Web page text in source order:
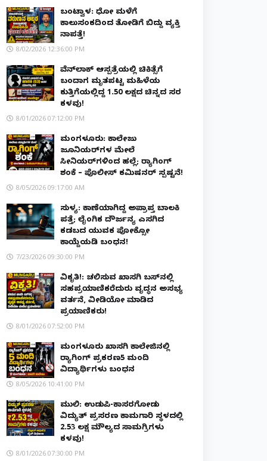
ಬಂಟ್ವಾಳ: ಧೋ ಮಳೆಗೆ
ಕಾಲುಸಂಕದಿಂದ ತೋಡಿಗೆ ಬಿದ್ದು ವ್ಯಕ್ತಿ
ನಾಪತ್ತೆ!
8/02/2026 12:36:00 PM
ವೆನ್‌ಲಾಕ್ ಆಸ್ಪತ್ರೆಯಲ್ಲಿ ಚಿಕಿತ್ಸೆಗೆ
ಬಂದಾಗ ಮೃತಪಟ್ಟ ಮಹಿಳೆಯ
ಕುತ್ತಿಗೆಯಲ್ಲಿದ್ದ ₹1.50 ಲಕ್ಷದ ಚಿನ್ನದ ಸರ
ಕಳವು!
8/01/2026 07:12:00 PM
ಮಂಗಳೂರು: ಕಾಲೇಜು
ಜೂನಿಯರ್‌ಗಳ ಮೇಲೆ
ಸೀನಿಯರ್‌ಗಳಿಂದ ಹಲ್ಲೆ; ರ‌್ಯಾಗಿಂಗ್
ಶಂಕೆ – ಪೊಲೀಸ್ ಕಮಿಷನರ್ ಸ್ಪಷ್ಟನೆ!
8/05/2026 09:17:00 AM
ಸುಳ್ಯ: ಕಾಣೆಯಾಗಿದ್ದ ಅಪ್ರಾಪ್ತ ಬಾಲಕಿ
ಪತ್ತೆ; ಲೈಂಗಿಕ ದೌರ್ಜನ್ಯ ಎಸಗಿದ
ಕಡಬದ ಯುವಕ ಪೋಕ್ಸೋ
ಕಾಯ್ದೆಯಡಿ ಬಂಧನ!
7/23/2026 09:30:00 PM
ವಿಕೃತಿ!: ಚಲಿಸುವ ಖಾಸಗಿ ಬಸ್‌ನಲ್ಲಿ
ಸಹಪ್ರಯಾಣಿಕರೆದುರು ವೃದ್ಧನ ಅಸಭ್ಯ
ವರ್ತನೆ, ವೀಡಿಯೋ ಮಾಡಿದ
ಪ್ರಯಾಣಿಕರು!
8/01/2026 07:52:00 PM
ಮಂಗಳೂರು ಖಾಸಗಿ ಕಾಲೇಜಿನಲ್ಲಿ
ರ‌್ಯಾಗಿಂಗ್ ಪ್ರಕರಣ5 ಮಂದಿ
ವಿದ್ಯಾರ್ಥಿಗಳು ಬಂಧನ
8/05/2026 10:41:00 PM
ಮುಲ್ಕಿ: ಉಡುಪಿ-ಕಾಸರಗೋಡು
ವಿದ್ಯುತ್ ಪ್ರಸರಣ ಕಾಮಗಾರಿ ಸ್ಥಳದಲ್ಲಿ
₹2.53 ಲಕ್ಷ ಮೌಲ್ಯದ ಸಾಮಗ್ರಿಗಳು
ಕಳವು!
8/01/2026 07:30:00 PM